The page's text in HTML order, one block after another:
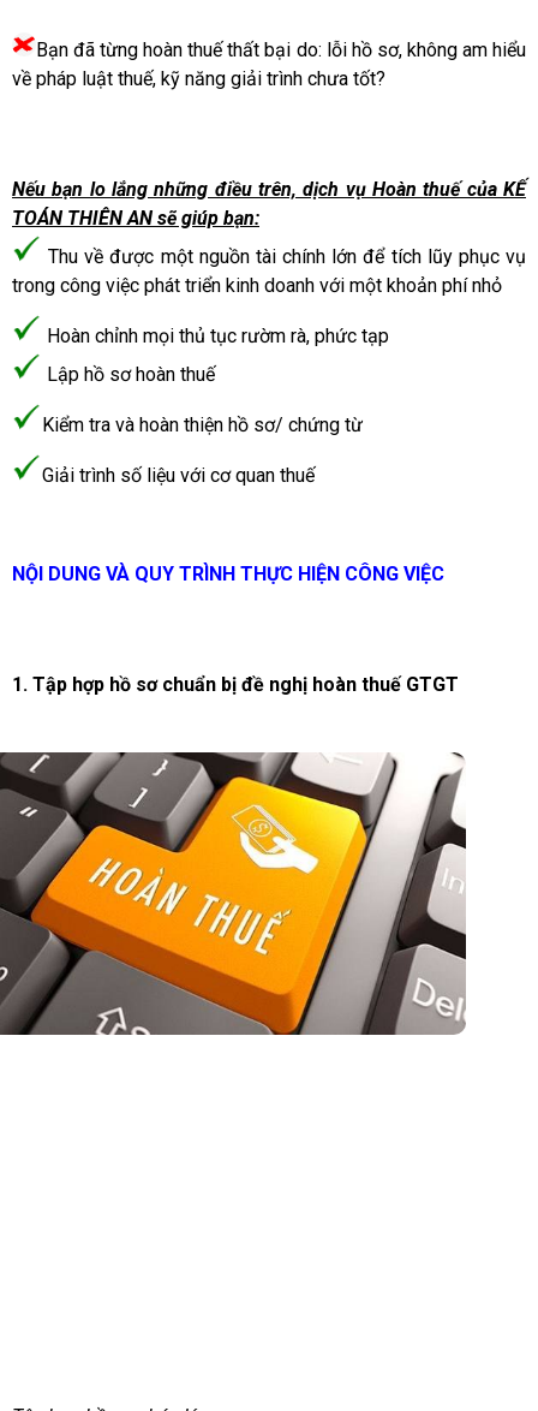
Bạn đã từng hoàn thuế thất bại do: lỗi hồ sơ, không am hiểu
về pháp luật thuế, kỹ năng giải trình chưa tốt?
Nếu bạn lo lắng những điều trên, dịch vụ Hoàn thuế của KẾ
TOÁN THIÊN AN sẽ giúp bạn:
Thu về được một nguồn tài chính lớn để tích lũy phục vụ
trong công việc phát triển kinh doanh với một khoản phí nhỏ
Hoàn chỉnh mọi thủ tục rườm rà, phức tạp
Lập hồ sơ hoàn thuế
Kiểm tra và hoàn thiện hồ sơ/ chứng từ
Giải trình số liệu với cơ quan thuế
NỘI DUNG VÀ QUY TRÌNH THỰC HIỆN CÔNG VIỆC
1. Tập hợp hồ sơ chuẩn bị đề nghị hoàn thuế GTGT